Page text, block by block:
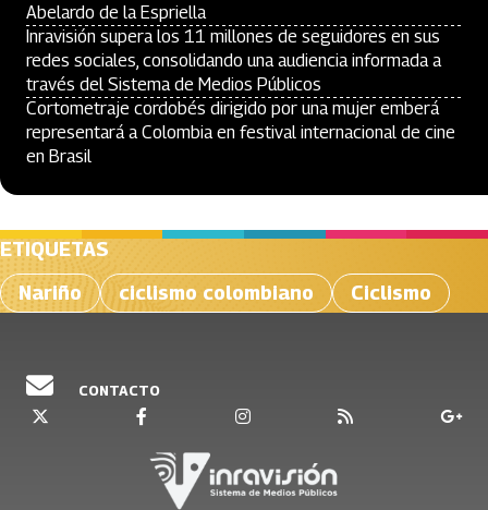
Abelardo de la Espriella
Inravisión supera los 11 millones de seguidores en sus
redes sociales, consolidando una audiencia informada a
través del Sistema de Medios Públicos
Cortometraje cordobés dirigido por una mujer emberá
representará a Colombia en festival internacional de cine
en Brasil
ETIQUETAS
Nariño
ciclismo colombiano Ciclismo
CONTACTO